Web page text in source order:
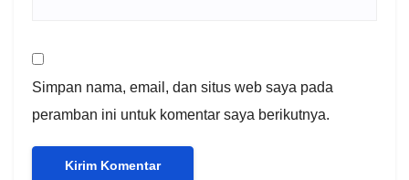
Simpan nama, email, dan situs web saya pada
peramban ini untuk komentar saya berikutnya.